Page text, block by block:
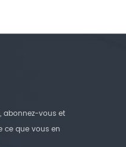
abonnez-vous et
ce que vous en